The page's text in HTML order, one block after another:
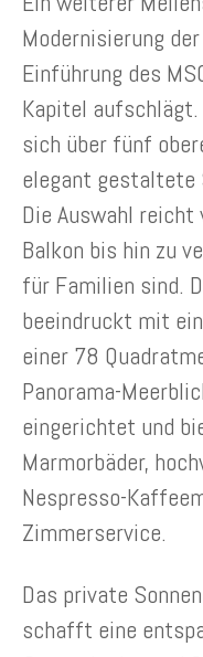
Modernisierung
Einführung des
Kapitel
sich über fünf
elegant gestaltete
Die Auswahl
Balkon bis hin zu
für Familien sind.
beeindruckt mit
einer 78
Panorama-
eingerichtet und
Marmorbäder,
Nespresso-
Zimmerservice.
Das private
schafft eine